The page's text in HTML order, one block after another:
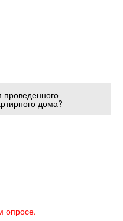
проведенного
дома?
опросе.